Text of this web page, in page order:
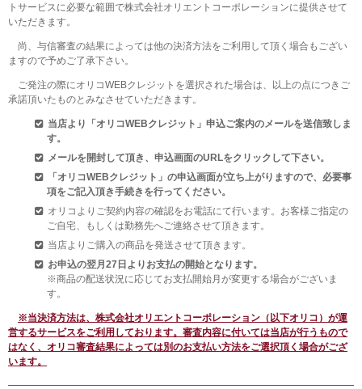
トサービスに必要な範囲で株式会社オリエントコーポレーションに提供させて
いただきます。
尚、与信審査の結果によっては他の決済方法をご利用して頂く場合もござい
ますので予めご了承下さい。
ご発注の際にオリコWEBクレジットを選択された場合は、以上の点につきご
承諾頂いたものとみなさせていただきます。
当店より「オリコWEBクレジット」申込ご案内のメールを送信致しま
す。
メールを開封して頂き、申込画面のURLをクリックして下さい。
「オリコWEBクレジット」の申込画面が立ち上がりますので、必要事
項をご記入頂き手続きを行ってください。
オリコよりご契約内容の確認をお電話にて行います。お客様ご指定の
ご自宅、もしくは勤務先へご連絡させて頂きます。
当店よりご購入の商品を発送させて頂きます。
お申込の翌月27日よりお支払の開始となります。
※商品の配送状況に応じてお支払開始月が変更する場合がございま
す。
※当決済方法は、株式会社オリエントコーポレーション（以下オリコ）が運
営するサービスをご利用しております。審査内容に付いては当店が行うもので
はなく、オリコ審査結果によっては別のお支払い方法をご選択頂く場合がござ
います。